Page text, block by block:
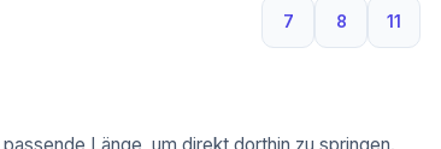
7
7 Buchstaben
8
8
11
11